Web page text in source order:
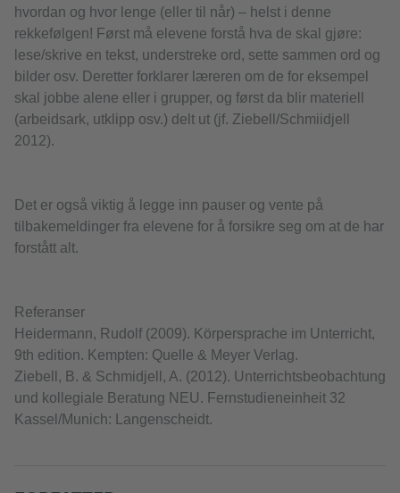
hvordan og hvor lenge (eller til når) ­– helst i denne
rekkefølgen! Først må elevene forstå hva de skal gjøre:
lese/skrive en tekst, understreke ord, sette sammen ord og
bilder osv. Deretter forklarer læreren om de for eksempel
skal jobbe alene eller i grupper, og først da blir materiell
(arbeidsark, utklipp osv.) delt ut (jf. Ziebell/Schmiidjell
2012).
Det er også viktig å legge inn pauser og vente på
tilbakemeldinger fra elevene for å forsikre seg om at de har
forstått alt.
Referanser
Heidermann, Rudolf (2009). Körpersprache im Unterricht,
9th edition. Kempten: Quelle & Meyer Verlag.
Ziebell, B. & Schmidjell, A. (2012). Unterrichtsbeobachtung
und kollegiale Beratung NEU. Fernstudieneinheit 32
Kassel/Munich: Langenscheidt.